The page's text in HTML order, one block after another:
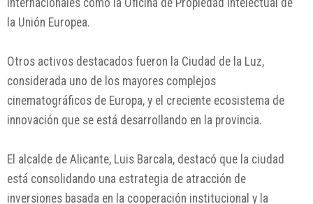
internacionales como la Oficina de Propiedad Intelectual de
la Unión Europea.
Otros activos destacados fueron la Ciudad de la Luz,
considerada uno de los mayores complejos
cinematográficos de Europa, y el creciente ecosistema de
innovación que se está desarrollando en la provincia.
El alcalde de Alicante, Luis Barcala, destacó que la ciudad
está consolidando una estrategia de atracción de
inversiones basada en la cooperación institucional y la